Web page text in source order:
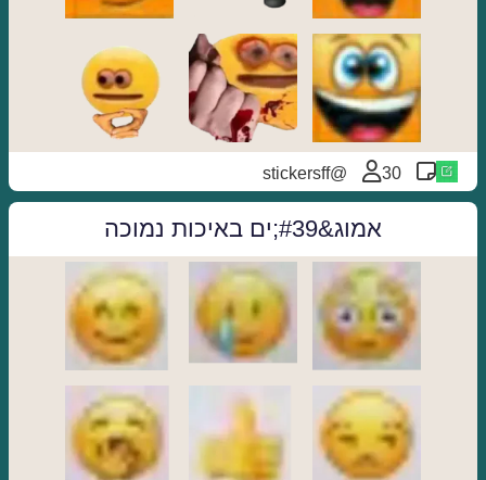
@stickersff
אמוג&#39;ים באיכות נמוכה